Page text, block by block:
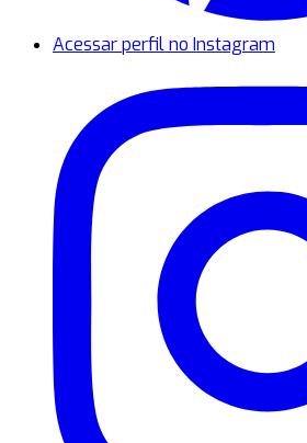
Acessar perfil no Instagram